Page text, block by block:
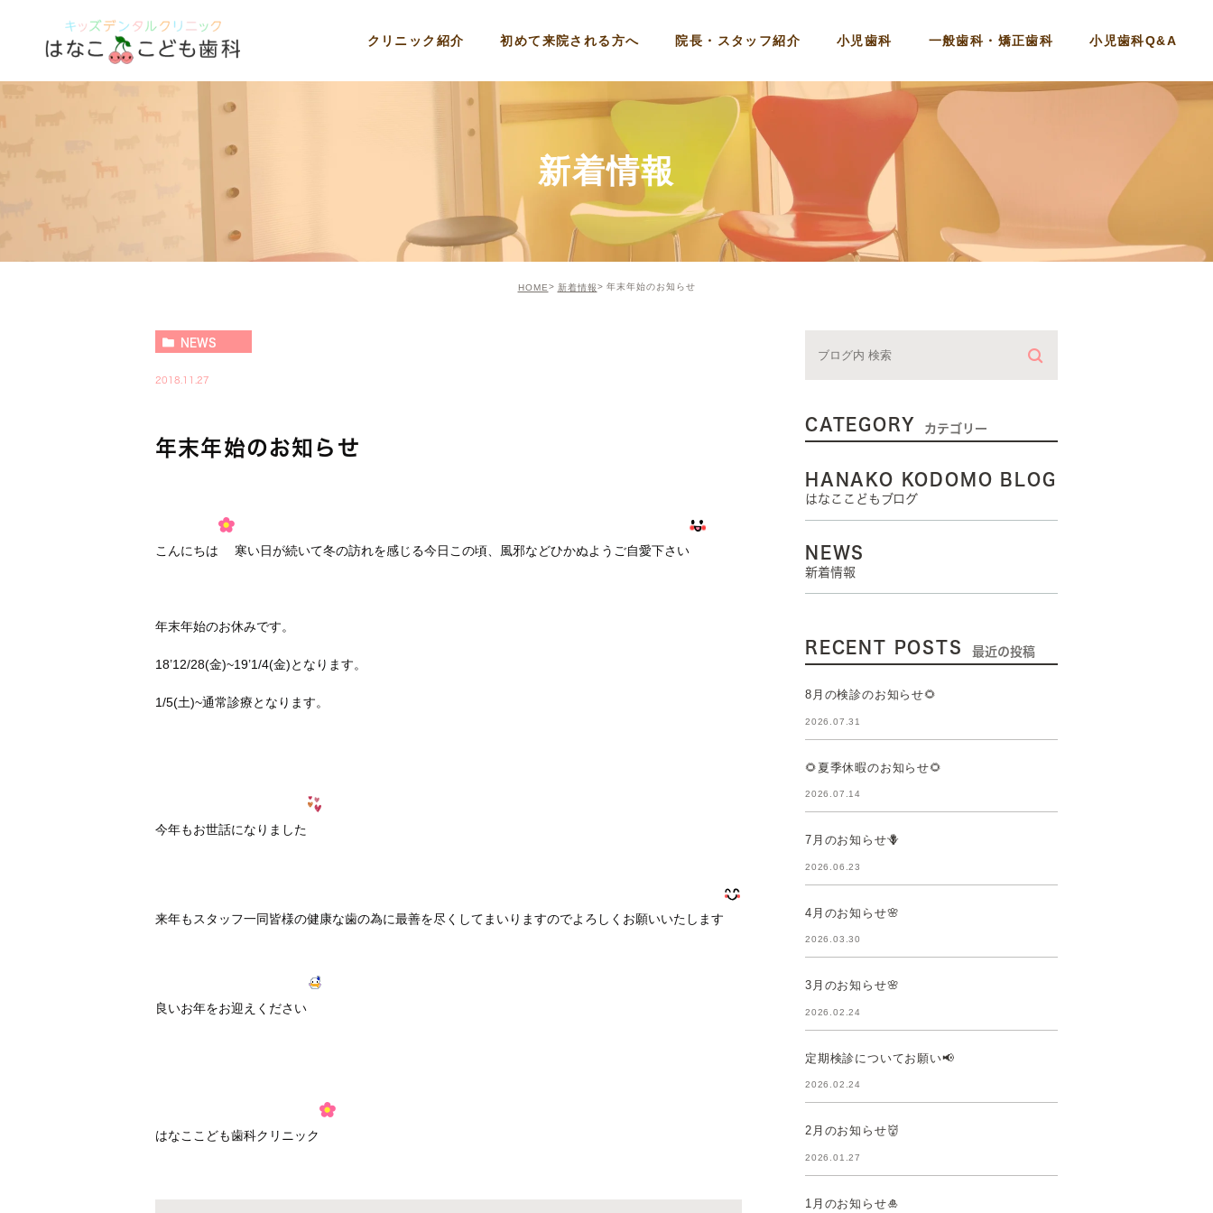
クリニック紹介 初めて来院される方へ 院長・スタッフ紹介 小児歯科 一般歯科・矯正歯科 小児歯科Q&A
新着情報
HOME 新着情報 年末年始のお知らせ
NEWS
2018.11.27
年末年始のお知らせ
こんにちは 寒い日が続いて冬の訪れを感じる今日この頃、風邪などひかぬようご自愛下さい
年末年始のお休みです。
18’12/28(金)~19’1/4(金)となります。
1/5(土)~通常診療となります。
今年もお世話になりました
来年もスタッフ一同皆様の健康な歯の為に最善を尽くしてまいりますのでよろしくお願いいたします
良いお年をお迎えください
はなここども歯科クリニック
CATEGORY カテゴリー
HANAKO KODOMO BLOG
はなここどもブログ
NEWS
新着情報
RECENT POSTS 最近の投稿
8月の検診のお知らせ🌻
2026.07.31
🌻夏季休暇のお知らせ🌻
2026.07.14
7月のお知らせ🪻
2026.06.23
4月のお知らせ🌸
2026.03.30
3月のお知らせ🌸
2026.02.24
定期検診についてお願い📢
2026.02.24
2月のお知らせ👹
2026.01.27
1月のお知らせ🎍